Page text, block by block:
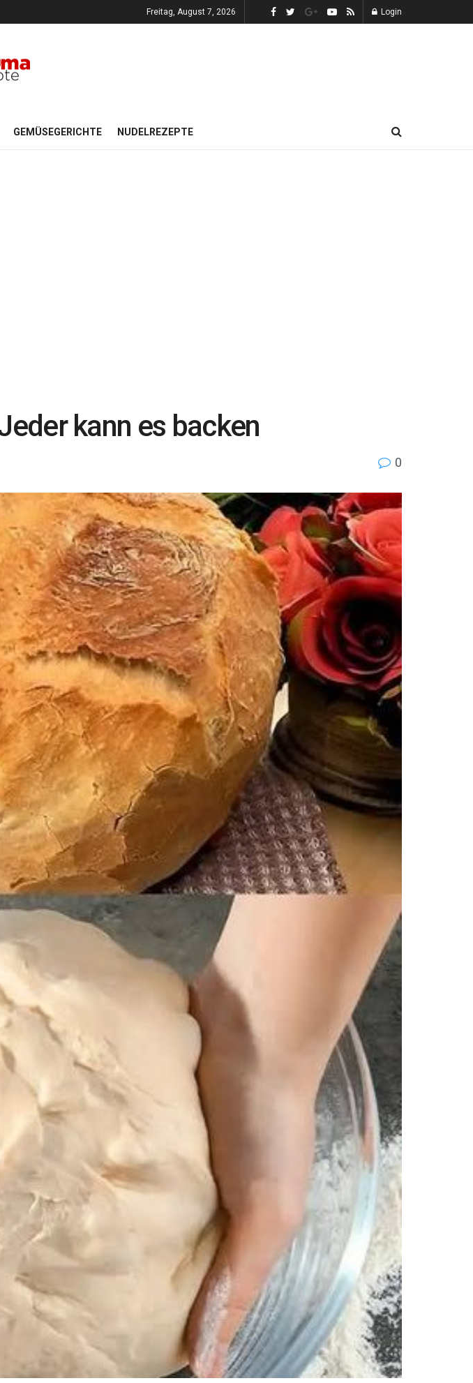
Freitag, August 7, 2026 Login
GEMÜSEGERICHTE NUDELREZEPTE
kann es backen
0